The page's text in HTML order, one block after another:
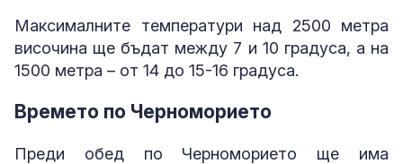
Максималните температури над 2500 метра
височина ще бъдат между 7 и 10 градуса, а на
1500 метра – от 14 до 15-16 градуса.
Времето по Черноморието
Преди обед по Черноморието ще има